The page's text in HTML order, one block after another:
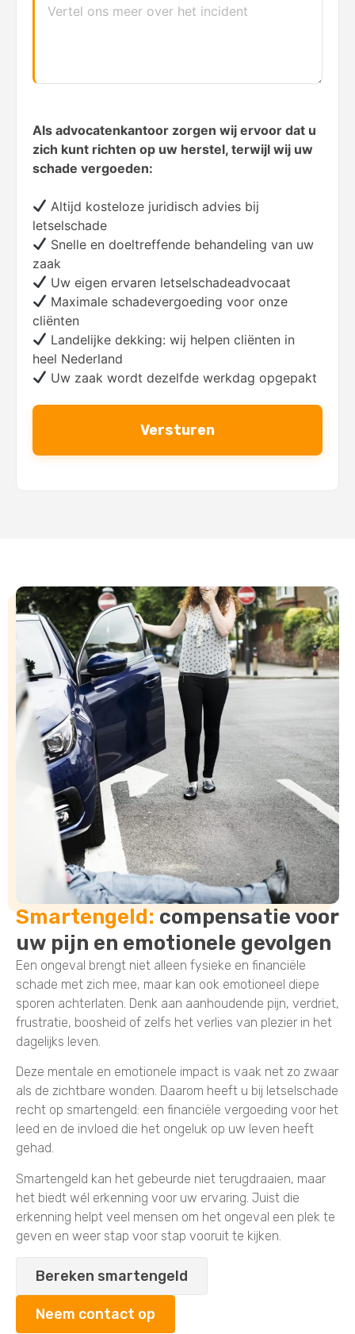
ONS
WAT
Als advocatenkantoor zorgen wij ervoor dat u
zich kunt richten op uw herstel, terwijl wij uw
schade vergoeden:
Altijd kosteloze juridisch advies bij
letselschade
Snelle en doeltreffende behandeling van uw
zaak
Uw eigen ervaren letselschadeadvocaat
Maximale schadevergoeding voor onze
cliënten
Landelijke dekking: wij helpen cliënten in
heel Nederland
Uw zaak wordt dezelfde werkdag opgepakt
Smartengeld:compensatie voor
uw pijn en emotionele gevolgen
Een ongeval brengt niet alleen fysieke en financiële
schade met zich mee, maar kan ook emotioneel diepe
sporen achterlaten. Denk aan aanhoudende pijn, verdriet,
frustratie, boosheid of zelfs het verlies van plezier in het
dagelijks leven.
Deze mentale en emotionele impact is vaak net zo zwaar
als de zichtbare wonden. Daarom heeft u bij letselschade
recht op smartengeld: een financiële vergoeding voor het
leed en de invloed die het ongeluk op uw leven heeft
gehad.
Smartengeld kan het gebeurde niet terugdraaien, maar
het biedt wél erkenning voor uw ervaring. Juist die
erkenning helpt veel mensen om het ongeval een plek te
geven en weer stap voor stap vooruit te kijken.
Bereken smartengeld
Neem contact op